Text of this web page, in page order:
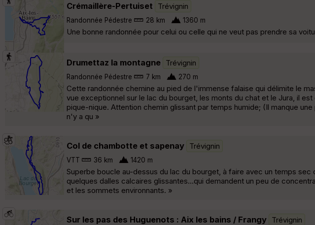
Crémaillère-Pertuiset Trévignin
Randonnée Pédestre 28 km 1360 m
Une bonne randonnée pour celui ou celle qui ne veut pas prendre sa
Drumettaz la montagne Trévignin
Randonnée Pédestre 7 km 270 m
Cette randonnée chemine au pied de l'immense falaise qui délimite le
vue exceptionnel sur le lac du bourget, les monts du chat et le Jura, il
pique-nique. Attention chemin glissant par temps humide; (Il manque
n'y a qu »
Col de chambotte et sapenay Trévignin
VTT 36 km 1420 m
Superbe boucle au-dessus du lac du bourget, à faire avec un temps sec
quelques dalles calcaires glissantes...qui demandent un peu de
et les sommets environnants. »
Sur les pas des Huguenots : Aix les bains / Frangy Trévignin